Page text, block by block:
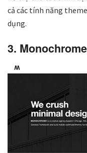
cả các tính năng
dụng.
3. Monochrome